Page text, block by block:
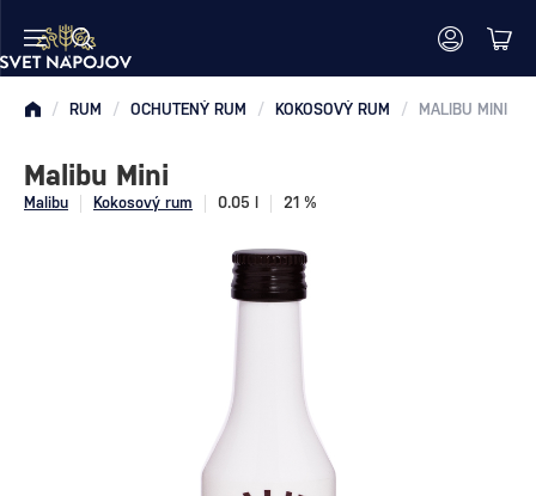
/ RUM / OCHUTENÝ RUM / KOKOSOVÝ RUM / MALIBU MINI
Malibu Kokosový rum 0.05 l 21 %
Malibu Mini